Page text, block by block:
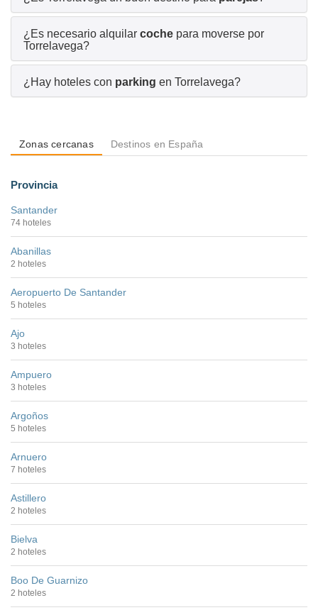
¿Es necesario alquilar coche para moverse por
Torrelavega?
¿Hay hoteles con parking en Torrelavega?
Zonas cercanas Destinos en España
Provincia
Santander
74 hoteles
Abanillas
2 hoteles
Aeropuerto De Santander
5 hoteles
Ajo
3 hoteles
Ampuero
3 hoteles
Argoños
5 hoteles
Arnuero
7 hoteles
Astillero
2 hoteles
Bielva
2 hoteles
Boo De Guarnizo
2 hoteles